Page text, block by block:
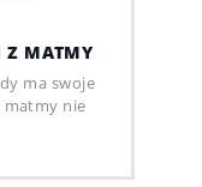
Z MATMY
ma swoje
matmy nie